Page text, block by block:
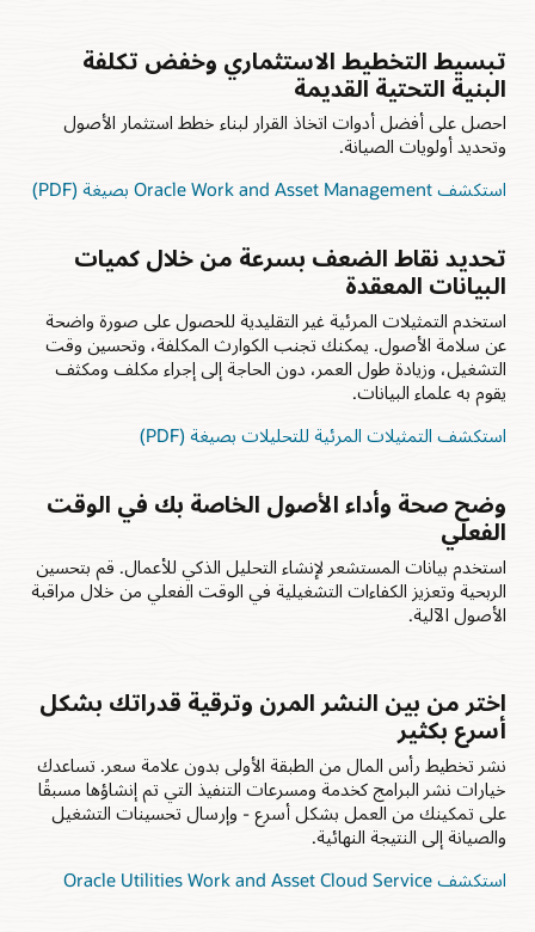
تبسيط التخطيط الاستثماري وخفض تكلفة
البنية التحتية القديمة
احصل على أفضل أدوات اتخاذ القرار لبناء خطط استثمار الأصول
وتحديد أولويات الصيانة.
استكشف Oracle Work and Asset Management بصيغة (PDF)
تحديد نقاط الضعف بسرعة من خلال كميات
البيانات المعقدة
استخدم التمثيلات المرئية غير التقليدية للحصول على صورة واضحة
عن سلامة الأصول. يمكنك تجنب الكوارث المكلفة، وتحسين وقت
التشغيل، وزيادة طول العمر، دون الحاجة إلى إجراء مكلف ومكثف
يقوم به علماء البيانات.
استكشف التمثيلات المرئية للتحليلات بصيغة (PDF)
وضح صحة وأداء الأصول الخاصة بك في الوقت
الفعلي
استخدم بيانات المستشعر لإنشاء التحليل الذكي للأعمال. قم بتحسين
الربحية وتعزيز الكفاءات التشغيلية في الوقت الفعلي من خلال مراقبة
الأصول الآلية.
اختر من بين النشر المرن وترقية قدراتك بشكل
أسرع بكثير
نشر تخطيط رأس المال من الطبقة الأولى بدون علامة سعر. تساعدك
خيارات نشر البرامج كخدمة ومسرعات التنفيذ التي تم إنشاؤها مسبقًا
على تمكينك من العمل بشكل أسرع - وإرسال تحسينات التشغيل
والصيانة إلى النتيجة النهائية.
استكشف Oracle Utilities Work and Asset Cloud Service